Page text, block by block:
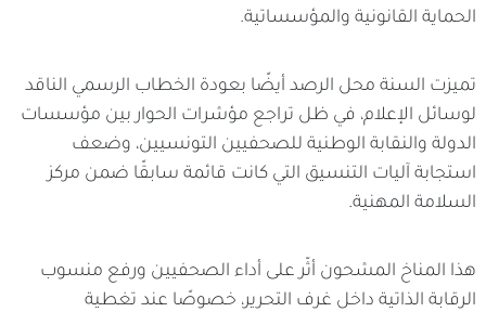
الحماية القانونية والمؤسساتية.
تميزت السنة محل الرصد أيضًا بعودة الخطاب الرسمي الناقد
لوسائل الإعلام، في ظل تراجع مؤشرات الحوار بين مؤسسات
الدولة والنقابة الوطنية للصحفيين التونسيين، وضعف
استجابة آليات التنسيق التي كانت قائمة سابقًا ضمن مركز
السلامة المهنية.
هذا المناخ المشحون أثّر على أداء الصحفيين ورفع منسوب
الرقابة الذاتية داخل غرف التحرير، خصوصًا عند تغطية